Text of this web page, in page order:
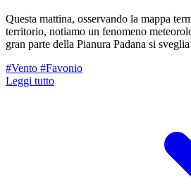
Questa mattina, osservando la mappa
territorio, notiamo un fenomeno
gran parte della Pianura Padana si
tepore inaspettato. Cosa sta succedendo?
#Vento #Favonio
Leggi tutto